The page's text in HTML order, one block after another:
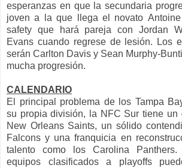
esperanzas en que la secundaria
joven a la que llega el novato
safety que hará pareja con Jordan
Evans cuando regrese de lesión. Los
serán Carlton Davis y Sean Murphy-
mucha progresión.
CALENDARIO
El principal problema de los Tampa
su propia división, la NFC Sur tiene un
New Orleans Saints, un sólido
Falcons y una franquicia en
talento como los Carolina
equipos clasificados a playoffs